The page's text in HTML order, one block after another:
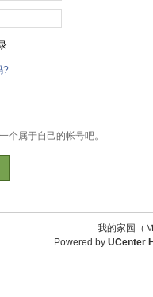
?
个属于自己的帐号吧。
我的家园（
Powered by UCenter